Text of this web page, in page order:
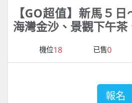
【GO超值】新馬５
海灣金沙、景觀下午
機位18 已售0
報名